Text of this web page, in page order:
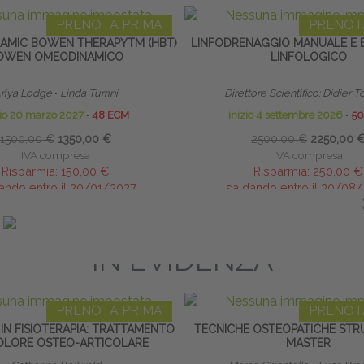
PRENOTA PRIMA
BOWEN THERAPYTM (HBT)
OMEODINAMICO
Lodge ∙ Linda Turrini
20 marzo 2027 ∙ 48 ECM
1500,00 € 1350,00 €
IVA compresa
Risparmia: 150,00 €
entro il 20/01/2027
LINFODRENAGGIO MANUALE E
LINFOLOGICO
Direttore Scientifico: Didier
inizio 4 settembre 2026 ∙
2500,00 € 2250,00
IVA compresa
Risparmia: 250,00 €
saldando entro il 30/
IN EVIDENZA
PRENOTA PRIMA
FISIOTERAPIA: TRATTAMENTO
OSTEO-ARTICOLARE
TECNICHE OSTEOPATICHE
MASTER